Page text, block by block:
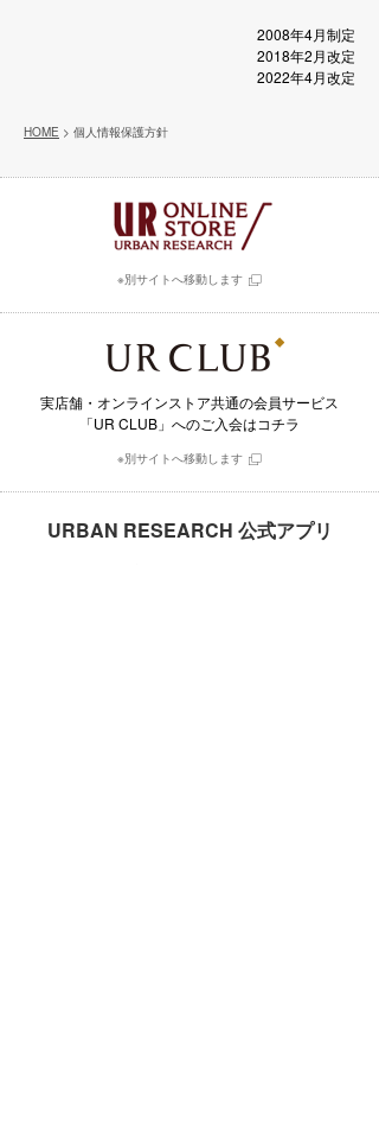
2008年4月制定
2018年2月改定
2022年4月改定
HOME > 個人情報保護方針
※別サイトへ移動します
実店舗・オンラインストア共通の会員サービス
「UR CLUB」へのご入会はコチラ
※別サイトへ移動します
URBAN RESEARCH 公式アプリ